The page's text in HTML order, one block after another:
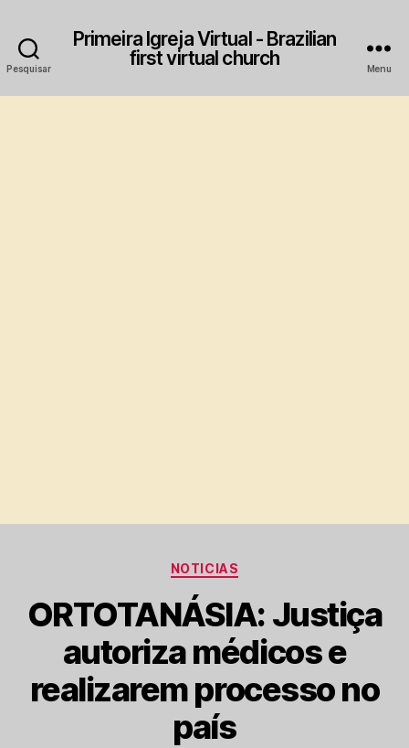
Pesquisar
Primeira Igreja Virtual - Brazilian
first virtual church
Menu
Categorias
NOTICIAS
ORTOTANÁSIA: Justiça
autoriza médicos e
realizarem processo no
país